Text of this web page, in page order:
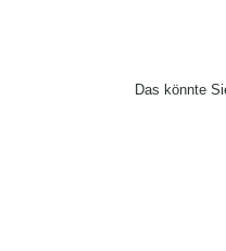
Das könnte